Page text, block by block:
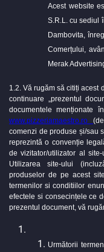
Acest website
S.R.L. cu sediul
Dambovita,
Comerțului,
Merak
1.2. Vă rugăm să citiți acest
continuare „prezentul
documentele menționate
www.pizzeriamaestro.ro
comenzi de produse și/sau
reprezintă o convenție
de vizitator/utilizator al
Utilizarea site-ului
produselor de pe acest
termenilor si conditiilor
efectele si consecințele ce
prezentul document, vă
Următorii